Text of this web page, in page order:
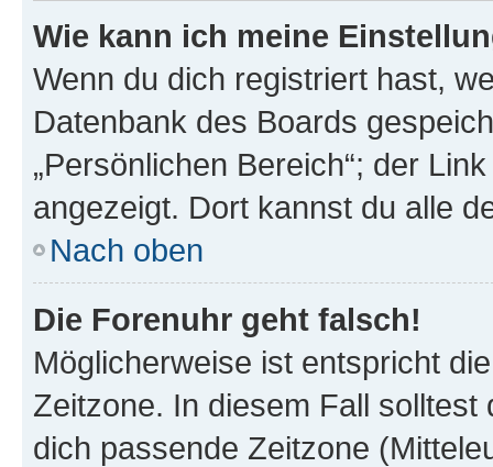
Wie kann ich meine
Wenn du dich registriert hast,
Datenbank des Boards
„Persönlichen Bereich“; der
angezeigt. Dort kannst du alle
Nach oben
Die Forenuhr geht falsch!
Möglicherweise ist entspricht
Zeitzone. In diesem Fall solltest
dich passende Zeitzone